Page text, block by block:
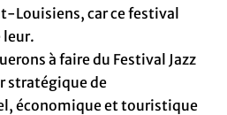
Louisiens, car ce festival
à faire du Festival Jazz
stratégique de
économique et touristique